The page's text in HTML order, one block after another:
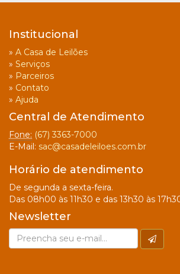
Institucional
» A Casa de Leilões
» Serviços
» Parceiros
» Contato
» Ajuda
Central de Atendimento
Fone: (67) 3363-7000
E-Mail: sac@casadeleiloes.com.br
Horário de atendimento
De segunda a sexta-feira.
Das 08h00 às 11h30 e das 13h30 às
Newsletter